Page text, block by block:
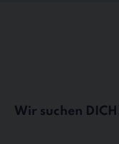
Wir suchen